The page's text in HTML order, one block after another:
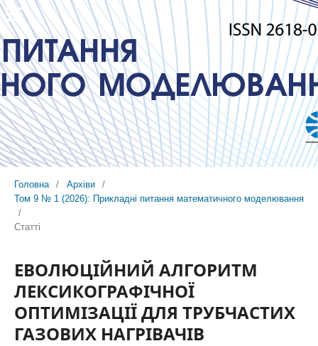
Головна / Архіви
/
Том 9 № 1 (2026): Прикладні питання математичного моделювання
/
Статті
ЕВОЛЮЦІЙНИЙ АЛГОРИТМ
ЛЕКСИКОГРАФІЧНОЇ
ОПТИМІЗАЦІЇ ДЛЯ ТРУБЧАСТИХ
ГАЗОВИХ НАГРІВАЧІВ